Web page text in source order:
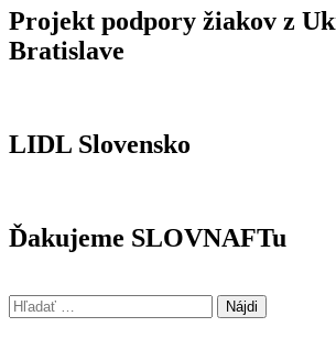
Projekt podpory žiakov z
Bratislave
LIDL Slovensko
Ďakujeme SLOVNAFTu
Hľadať: